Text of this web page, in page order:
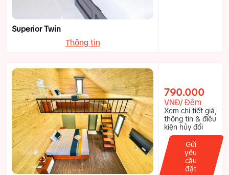
Superior Twin
Thông tin
790.000
VNĐ/ Đêm
Xem chi tiết giá,
thông tin & điều
kiện hủy đổi
Gửi
yêu
cầu
đặt